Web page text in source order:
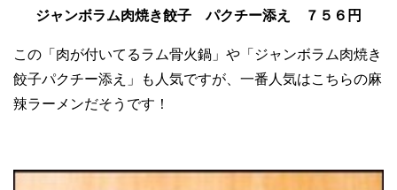
ジャンボラム肉焼き餃子 パクチー添え ７５６円
この「肉が付いてるラム骨火鍋」や「ジャンボラム肉焼き
餃子パクチー添え」も人気ですが、一番人気はこちらの麻
辣ラーメンだそうです！